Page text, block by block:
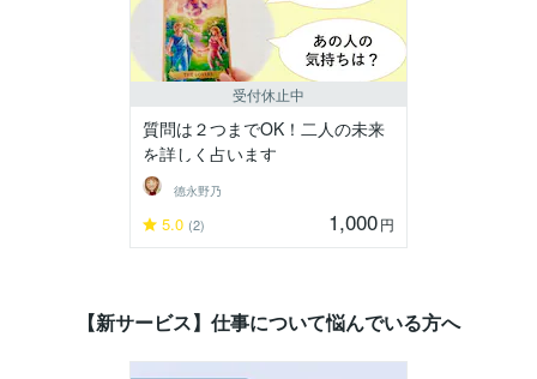
受付休止中
質問は２つまでOK！二人の未来
を詳しく占います
德永野乃
5.0 (2) 1,000円
【新サービス】仕事について悩んでいる方へ